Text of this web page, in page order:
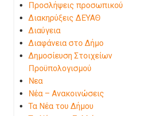
Προσλήψεις προσωπικού
Διακηρύξεις ΔΕΥΑΘ
Διαύγεια
Διαφάνεια στο Δήμο
Δημοσίευση Στοιχείων
Προϋπολογισμού
Νεα
Νέα – Ανακοινώσεις
Τα Νέα του Δήμου